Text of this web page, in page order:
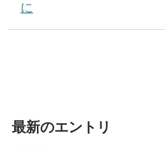
に
最新のエントリ